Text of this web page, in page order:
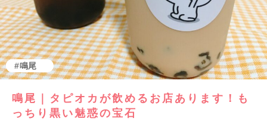
グルメ
鳴尾
鳴尾｜タピオカが飲めるお店あります！も
っちり黒い魅惑の宝石